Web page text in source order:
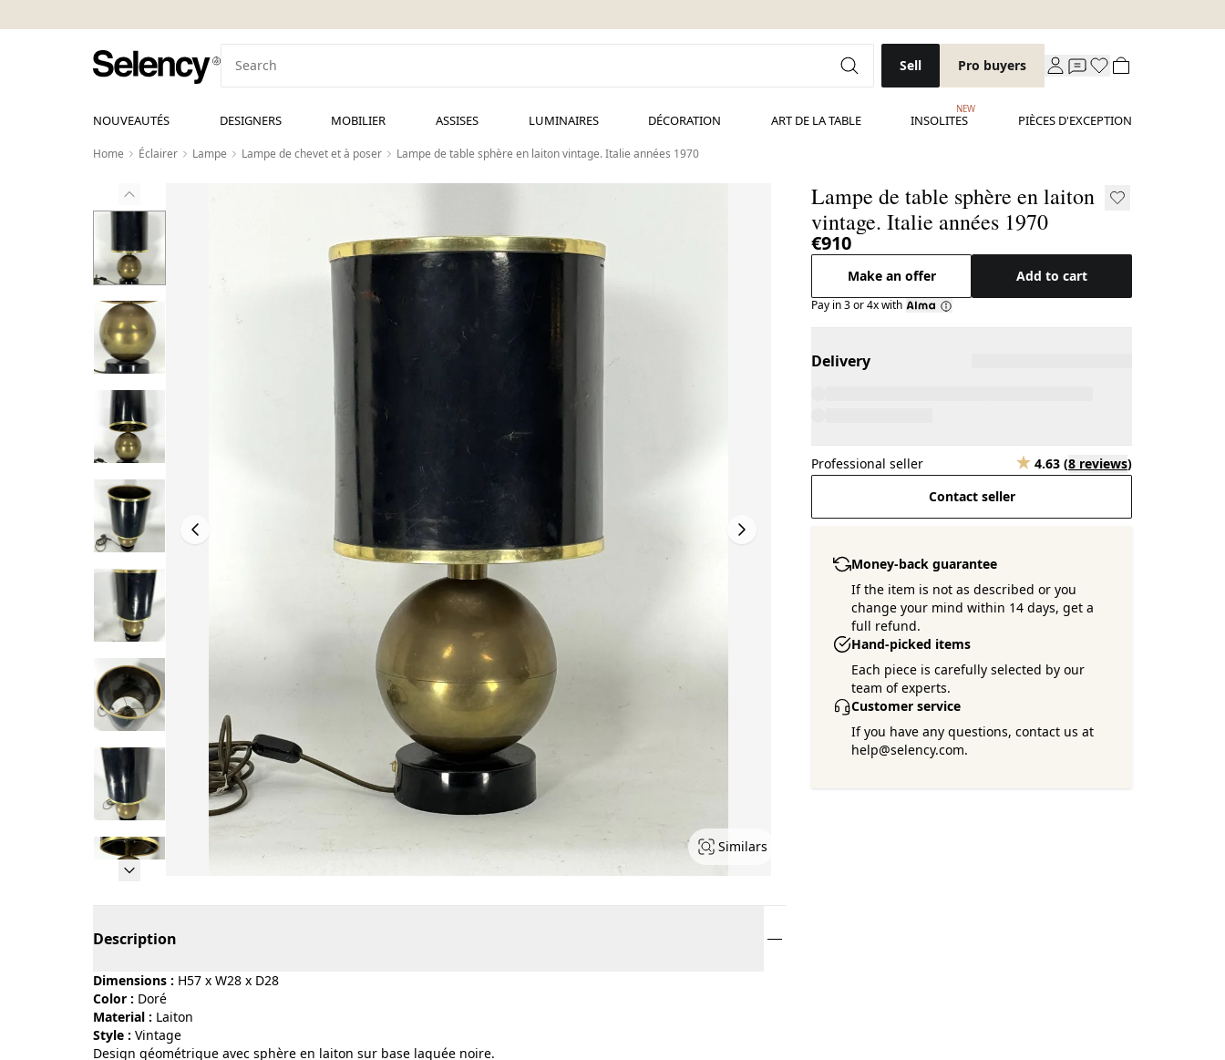
Sell Pro buyers
NOUVEAUTÉS DESIGNERS MOBILIER ASSISES LUMINAIRES DÉCORATION ART DE LA TABLE INSOLITES
NEW
PIÈCES D'EXCEPTION
Home Éclairer Lampe Lampe de chevet et à poser Lampe de table sphère en laiton vintage. Italie années 1970
Similars
Lampe de table sphère en laiton
vintage. Italie années 1970
€910
Make an offer Add to cart
Pay in 3 or 4x with
Delivery
Professional seller 4.63 (8 reviews)
Contact seller
Money-back guarantee
If the item is not as described or you
change your mind within 14 days, get a
full refund.
Hand-picked items
Each piece is carefully selected by our
team of experts.
Customer service
If you have any questions, contact us at
help@selency.com.
Description
Dimensions : H57 x W28 x D28
Color :
doré
Material :
laiton
Style :
vintage
Design géométrique avec sphère en laiton sur base laquée noire.